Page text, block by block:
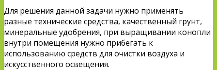
Для решения данной задачи нужно применять
разные технические средства, качественный грунт,
минеральные удобрения, при выращивании конопли
внутри помещения нужно прибегать к
использованию средств для очистки воздуха и
искусственного освещения.